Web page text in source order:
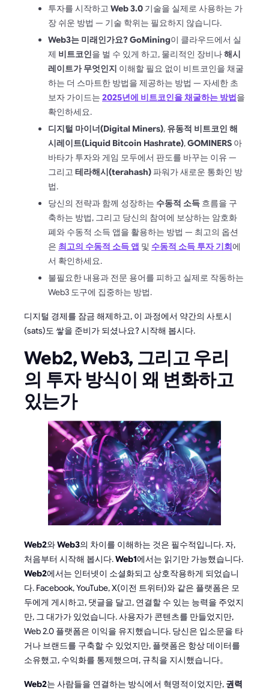
투자를 시작하고 Web 3.0 기술을 실제로 사용하는 가
장 쉬운 방법 — 기술 학위는 필요하지 않습니다.
Web3는 미래인가요? GoMining이 클라우드에서 실
제 비트코인을 벌 수 있게 하고, 물리적인 장비나해시
레이트가 무엇인지 이해할 필요 없이 비트코인을 채굴
하는 더 스마트한 방법을 제공하는 방법 — 자세한 초
보자 가이드는 2025년에 비트코인을 채굴하는 방법을
확인하세요.
디지털 마이너(Digital Miners), 유동적 비트코인 해
시레이트(Liquid Bitcoin Hashrate),GOMINERS 아
바타가 투자와 게임 모두에서 판도를 바꾸는 이유 —
그리고 테라해시(terahash)파워가 새로운 통화인 방
법.
당신의 전략과 함께 성장하는 수동적 소득 흐름을 구
축하는 방법, 그리고 당신의 참여에 보상하는 암호화
폐와 수동적 소득 앱을 활용하는 방법 — 최고의 옵션
은 최고의 수동적 소득 앱 및 수동적 소득 투자 기회에
서 확인하세요.
불필요한 내용과 전문 용어를 피하고 실제로 작동하는
Web3 도구에 집중하는 방법.
디지털 경제를 잠금 해제하고, 이 과정에서 약간의 사토시
(sats)도 쌓을 준비가 되셨나요? 시작해 봅시다.
Web2, Web3, 그리고 우리
의 투자 방식이 왜 변화하고
있는가
Web2와Web3의 차이를 이해하는 것은 필수적입니다. 자,
처음부터 시작해 봅시다.Web1에서는 읽기만 가능했습니다.
Web2에서는 인터넷이 소셜화되고 상호작용하게 되었습니
다. Facebook, YouTube, X(이전 트위터)와 같은 플랫폼은 모
두에게 게시하고, 댓글을 달고, 연결할 수 있는 능력을 주었지
만, 그 대가가 있었습니다. 사용자가 콘텐츠를 만들었지만,
Web 2.0 플랫폼은 이익을 유지했습니다. 당신은 입소문을 타
거나 브랜드를 구축할 수 있었지만, 플랫폼은 항상 데이터를
소유했고, 수익화를 통제했으며, 규칙을 지시했습니다。
Web2는 사람들을 연결하는 방식에서 혁명적이었지만, 권력